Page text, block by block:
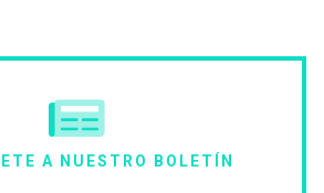
A NUESTRO BOLETÍN